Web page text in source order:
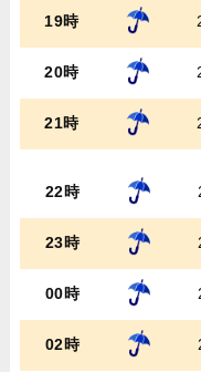
19時
20時
21時
22時
23時
00時
02時